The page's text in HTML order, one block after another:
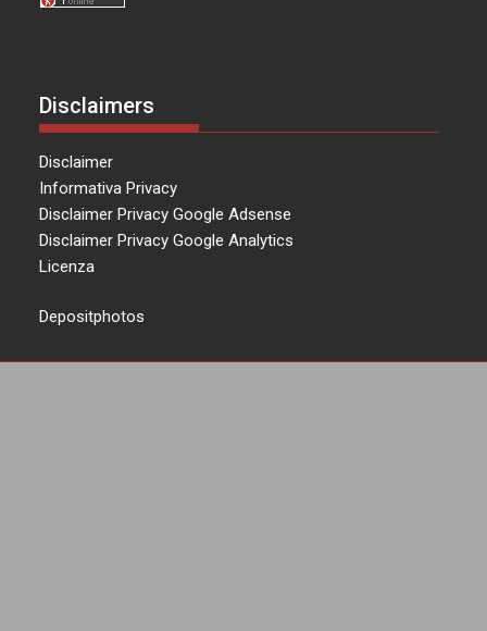
Disclaimers
Disclaimer
Informativa Privacy
Disclaimer Privacy Google Adsense
Disclaimer Privacy Google Analytics
Licenza
Depositphotos